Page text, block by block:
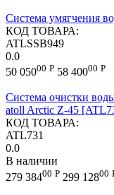
Cистема умягчения
КОД ТОВАРА:
ATLSSB949
0.0
50 05000 Р 58 40000 Р
Система очистки
atoll Arctic Z-45
КОД ТОВАРА:
ATL731
0.0
В наличии
279 38400 Р 299 12800